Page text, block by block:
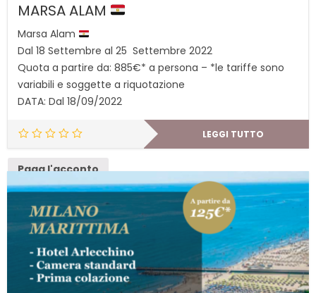
MARSA ALAM
Marsa Alam
Dal 18 Settembre al 25 Settembre 2022
Quota a partire da: 885€* a persona – *le tariffe sono
variabili e soggette a riquotazione
DATA: Dal 18/09/2022
LEGGI TUTTO
Paga l'acconto